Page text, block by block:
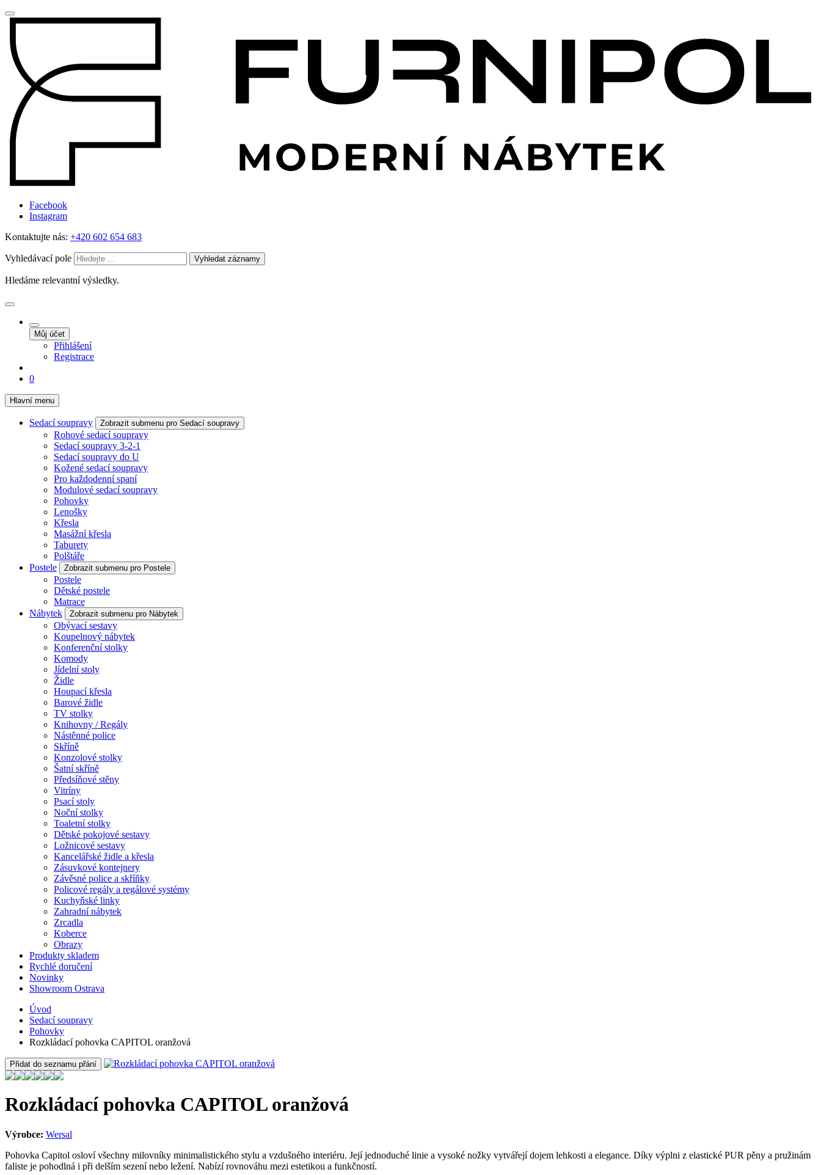
Facebook
Instagram
Kontaktujte nás: +420 602 654 683
Vyhledávací pole Vyhledat záznamy
Hledáme relevantní výsledky.
Můj účet
Přihlášení
Registrace
0
Hlavní menu
Sedací soupravy Zobrazit submenu pro Sedací soupravy
Rohové sedací soupravy
Sedací soupravy 3-2-1
Sedací soupravy do U
Kožené sedací soupravy
Pro každodenní spaní
Modulové sedací soupravy
Pohovky
Lenošky
Křesla
Masážní křesla
Taburety
Polštáře
Postele
Zobrazit submenu pro Postele
Postele
Dětské postele
Matrace
Nábytek
Zobrazit submenu pro Nábytek
Obývací sestavy
Koupelnový nábytek
Konferenční stolky
Komody
Jídelní stoly
Židle
Houpací křesla
Barové židle
TV stolky
Knihovny / Regály
Nástěnné police
Skříně
Konzolové stolky
Šatní skříně
Předsíňové stěny
Vitríny
Psací stoly
Noční stolky
Toaletní stolky
Dětské pokojové sestavy
Ložnicové sestavy
Kancelářské židle a křesla
Zásuvkové kontejnery
Závěsné police a skříňky
Policové regály a regálové systémy
Kuchyňské linky
Zahradní nábytek
Zrcadla
Koberce
Obrazy
Produkty skladem
Rychlé doručení
Novinky
Showroom Ostrava
Úvod
Sedací soupravy
Pohovky
Rozkládací pohovka CAPITOL oranžová
Přidat do seznamu přání
Rozkládací pohovka CAPITOL oranžová
Výrobce: Wersal
Pohovka Capitol osloví všechny milovníky minimalistického stylu a vzdušného interiéru. Její jednoduché linie a vysoké nožky vytvářejí dojem lehkosti a elegance. Díky výplni z elastické PUR pěny a pružinám
faliste je pohodlná i při delším sezení nebo ležení. Nabízí rovnováhu mezi estetikou a funkčností.